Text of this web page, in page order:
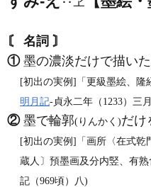
〘 名詞 〙
①墨の濃淡だけで描いた
[初出の実例]「更級墨絵、隆
明月記‐貞永二年（1233）三
②墨で輪郭(りんかく)だけ
[初出の実例]「画所〈在式乾
蔵人〕預墨画及分内竪、有
記（969頃）八)